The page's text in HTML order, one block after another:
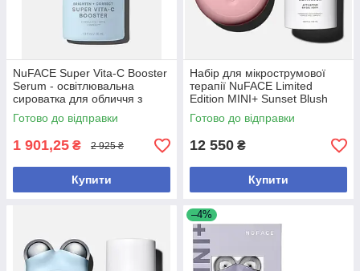
NuFACE Super Vita-C Booster
Serum - освітлювальна
сироватка для обличчя з
вітаміном C, 30 мл
Готово до відправки
1 901,25 ₴ 2 925 ₴
Купити
Набір для мікрострумової
терапії NuFACE Limited
Edition MINI+ Sunset Blush
Starter Kit Smart On-the-Go
Facial Toning Kit
Готово до відправки
12 550 ₴
Купити
–4%